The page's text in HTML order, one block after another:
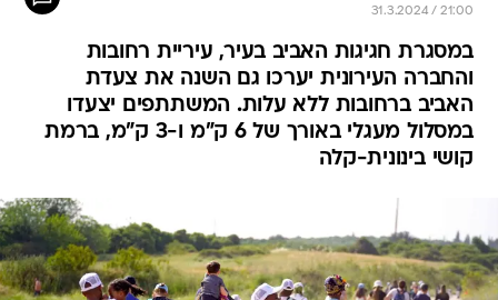
31.3.2024 / 21:00
במסגרת חגיגות האביב בעיר, עיריית רחובות
והחברה העירונית יערכו גם השנה את צעדת
האביב ברחובות ללא עלות. המשתתפים יצעדו
במסלול מעגלי באורך של 6 ק"מ ו-3 ק"מ, ברמת
קושי בינונית-קלה